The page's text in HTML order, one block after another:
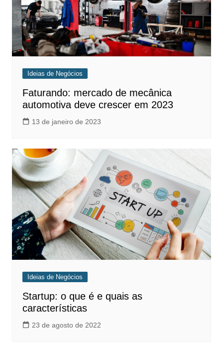
Ideias de Negócios
Faturando: mercado de mecânica
automotiva deve crescer em 2023
13 de janeiro de 2023
Ideias de Negócios
Startup: o que é e quais as
características
23 de agosto de 2022